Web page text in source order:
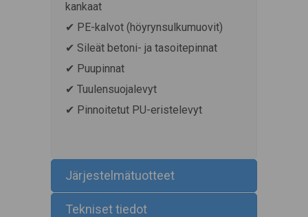
kankaat
✔ PE-kalvot (höyrynsulkumuovit)
✔ Sileät betoni- ja tasoitepinnat
✔ Puupinnat
✔ Tuulensuojalevyt
✔ Pinnoitetut PU-eristelevyt
Järjestelmätuotteet
Tekniset tiedot